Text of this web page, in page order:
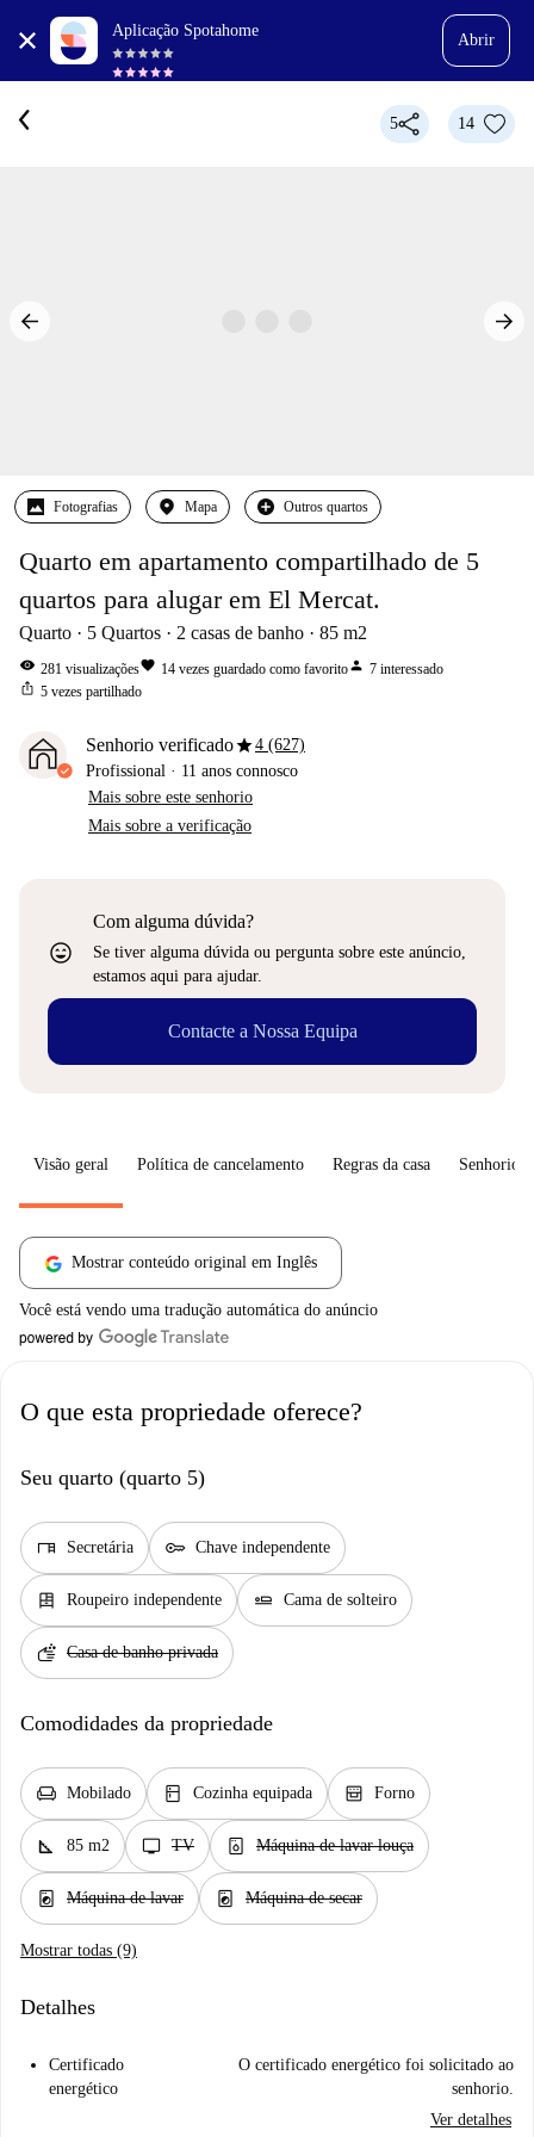
Aplicação Spotahome
Abrir
5 14
Fotografias Mapa Outros quartos
Quarto em apartamento compartilhado de 5
quartos para alugar em El Mercat.
Quarto 5 Quartos 2 casas de banho 85 m2
visibility 281 visualizaçõesfavorite 14 vezes guardado como favoritoperson 7 interessado
ios_share 5 vezes partilhado
Senhorio verificadostar4 (627)
Profissional · 11 anos connosco
Mais sobre este senhorio
Mais sobre a verificação
sentiment_very_satisfied
Com alguma dúvida?
Se tiver alguma dúvida ou pergunta sobre este anúncio,
estamos aqui para ajudar.
Contacte a Nossa Equipa
Visão geral Política de cancelamento Regras da casa Senhorio
Mostrar conteúdo original em Inglês
Você está vendo uma tradução automática do anúncio
O que esta propriedade oferece?
Seu quarto (quarto 5)
desk Secretária key Chave independente
dresser Roupeiro independente airline_seat_flat Cama de solteiro
soap Casa de banho privada
Comodidades da propriedade
chair Mobilado kitchen Cozinha equipada oven_gen Forno
square_foot 85 m2 tv TV dishwasher_gen Máquina de lavar louça
local_laundry_service Máquina de lavar local_laundry_service Máquina de secar
Mostrar todas (9)
Detalhes
Certificado
energético
O certificado energético foi solicitado ao
senhorio.
Ver detalhes